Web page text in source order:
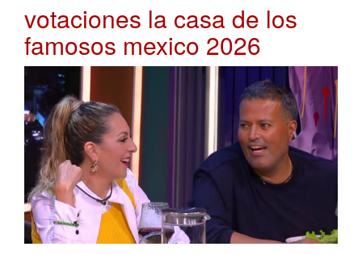
votaciones la casa de los
famosos mexico 2026